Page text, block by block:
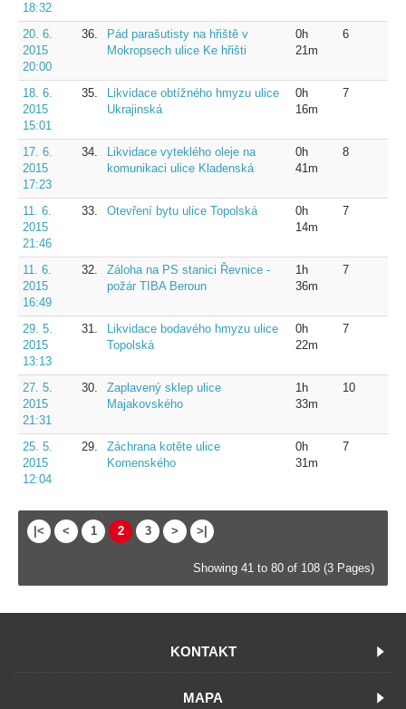
18:32
20. 6.
2015
20:00
36.
Pád parašutisty na hřiště v
Mokropsech ulice Ke hřišti
0h
21m
6
18. 6.
2015
15:01
35.
Likvidace obtížného hmyzu ulice
Ukrajinská
0h
16m
7
17. 6.
2015
17:23
34.
Likvidace vyteklého oleje na
komunikaci ulice Kladenská
0h
41m
8
11. 6.
2015
21:46
33. Otevření bytu ulice Topolská
0h
14m
7
11. 6.
2015
16:49
32.
Záloha na PS stanici Řevnice -
požár TIBA Beroun
1h
36m
7
29. 5.
2015
13:13
31.
Likvidace bodavého hmyzu ulice
Topolská
0h
22m
7
27. 5.
2015
21:31
30.
Zaplavený sklep ulice
Majakovského
1h
33m
10
25. 5.
2015
12:04
29.
Záchrana kotěte ulice
Komenského
0h
31m
7
|< < 1 2 3 > >|
Showing 41 to 80 of 108 (3 Pages)
KONTAKT
MAPA